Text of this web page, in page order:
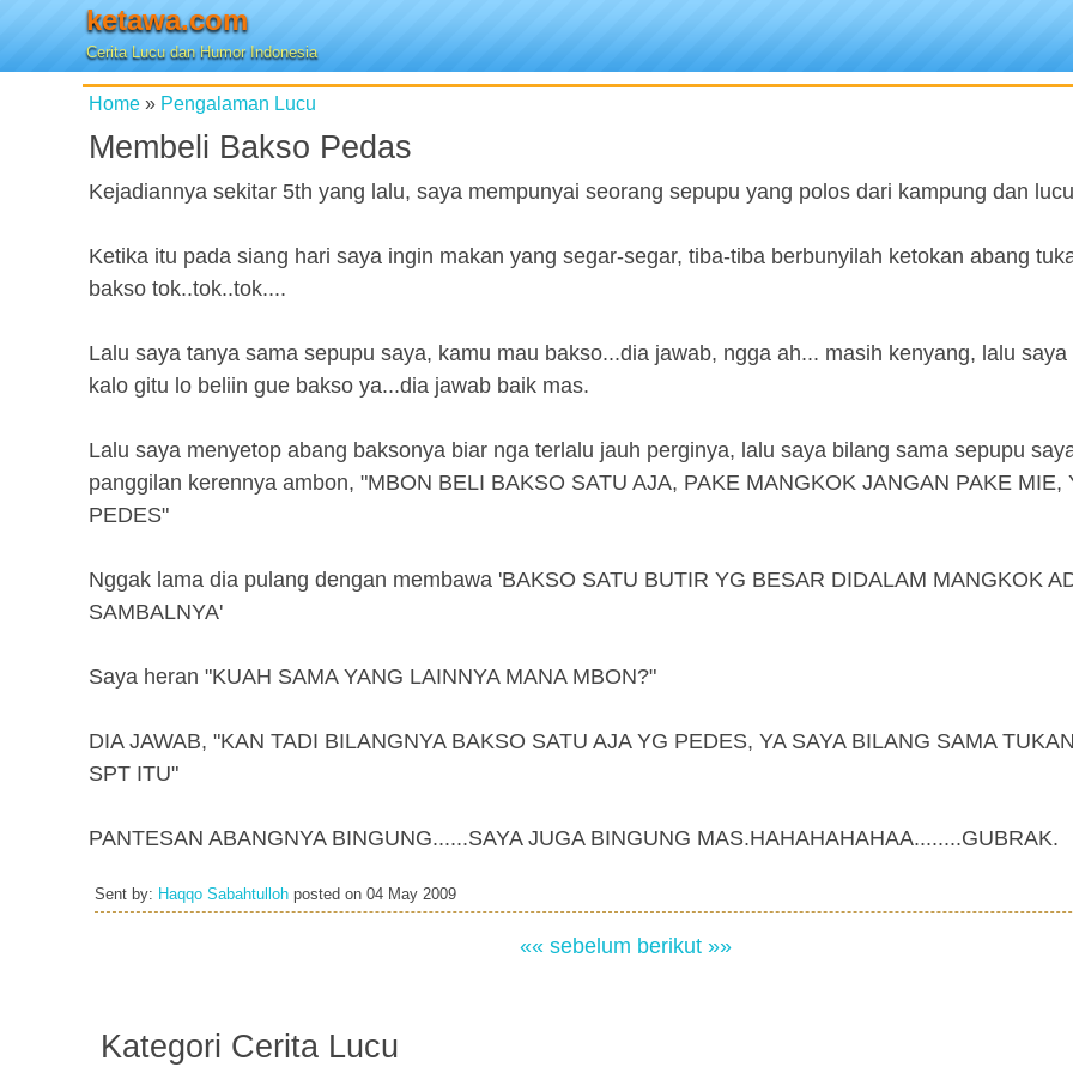
ketawa.com
Cerita Lucu dan Humor Indonesia
Home » Pengalaman Lucu
Membeli Bakso Pedas
Kejadiannya sekitar 5th yang lalu, saya mempunyai seorang sepupu yang polos dari kampung dan
Ketika itu pada siang hari saya ingin makan yang segar-segar, tiba-tiba berbunyilah ketokan abang
bakso tok..tok..tok....
Lalu saya tanya sama sepupu saya, kamu mau bakso...dia jawab, ngga ah... masih kenyang, lalu saya
kalo gitu lo beliin gue bakso ya...dia jawab baik mas.
Lalu saya menyetop abang baksonya biar nga terlalu jauh perginya, lalu saya bilang sama sepupu
panggilan kerennya ambon, "MBON BELI BAKSO SATU AJA, PAKE MANGKOK JANGAN PAKE MIE,
PEDES"
Nggak lama dia pulang dengan membawa 'BAKSO SATU BUTIR YG BESAR DIDALAM MANGKOK
SAMBALNYA'
Saya heran "KUAH SAMA YANG LAINNYA MANA MBON?"
DIA JAWAB, "KAN TADI BILANGNYA BAKSO SATU AJA YG PEDES, YA SAYA BILANG SAMA
SPT ITU"
PANTESAN ABANGNYA BINGUNG......SAYA JUGA BINGUNG MAS.HAHAHAHAHAA........GUBRAK.
Sent by: Haqqo Sabahtulloh posted on 04 May 2009
«« sebelum berikut »»
Kategori Cerita Lucu